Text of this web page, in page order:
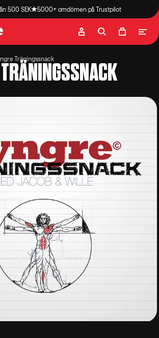
500 SEK 5000+ omdömen på Trustpilot
Träningssnack